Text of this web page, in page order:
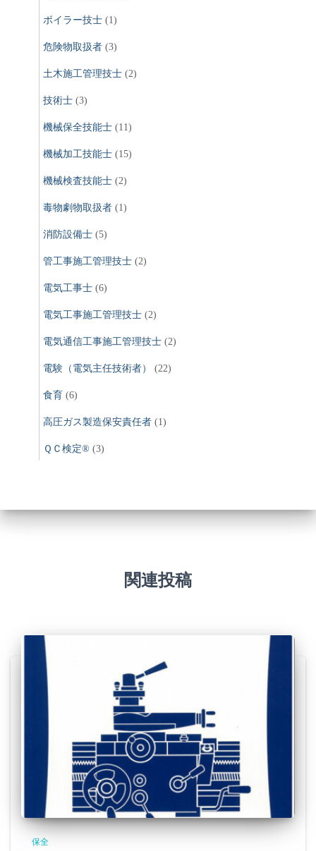
ボイラー技士 (1)
危険物取扱者 (3)
土木施工管理技士 (2)
技術士 (3)
機械保全技能士 (11)
機械加工技能士 (15)
機械検査技能士 (2)
毒物劇物取扱者 (1)
消防設備士 (5)
管工事施工管理技士 (2)
電気工事士 (6)
電気工事施工管理技士 (2)
電気通信工事施工管理技士 (2)
電験（電気主任技術者） (22)
食育 (6)
高圧ガス製造保安責任者 (1)
ＱＣ検定® (3)
関連投稿
保全